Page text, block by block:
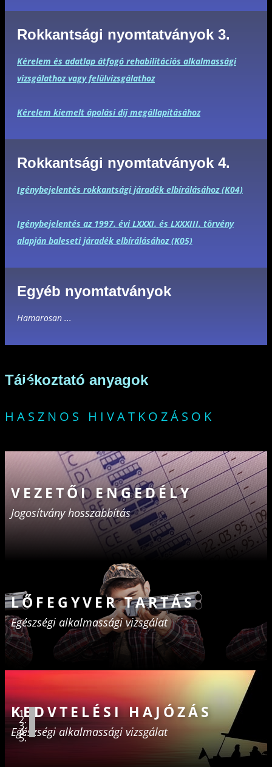
Rokkantsági nyomtatványok 3.
Kérelem és adatlap átfogó rehabilitációs alkalmassági
vizsgálathoz vagy felülvizsgálathoz
Kérelem kiemelt ápolási díj megállapításához
Rokkantsági nyomtatványok 4.
Igénybejelentés rokkantsági járadék elbírálásához (K04)
Igénybejelentés az 1997. évi LXXXI. és LXXXIII. törvény
alapján baleseti járadék elbírálásához (K05)
Egyéb nyomtatványok
Hamarosan ...
Tájékoztató anyagok
HASZNOS HIVATKOZÁSOK
VEZETŐI ENGEDÉLY
Jogosítvány hosszabbítás
LŐFEGYVER TARTÁS
Egészségi ​alkalmassági vizsgálat
KEDVTELÉSI HAJÓZÁS
Egészségi ​alkalmassági vizsgálat